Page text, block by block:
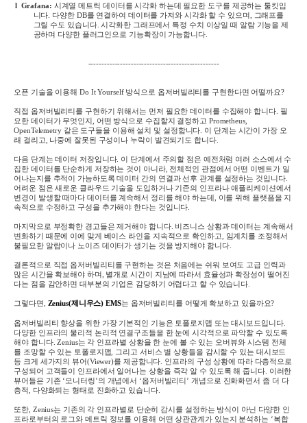
l Grafana: 시계열 메트릭 데이터를 시각화 하는데 필요한 도구를 제공하는 툴킷입
니다 다양한 DB를 연결하여 데이터를 가져와 시각화 할 수 있으며
그래프를
그릴 수도 있습니다.시각화한 그래프에서 특정 수치 이상일 때 알람 기능을 제
공하며 다양한 플러그인으로 기능확장이 가능합니다.
-------------------------------------------------
오픈 기술을 이용해Do It Yourself 방식으로 옵저버빌리티를 구현한다면 어떨까요?
직접 옵저버빌리티를 구현하기 위해서는 먼저 필요한 데이터를 수집해야 합니다. 필
요한 데이터가 무엇인지
어떤 방식으로 수집할지 결정하고 Prometheus,
OpenTelemetry 같은 도구들을 이용해 설치 및 설정합니다 이 단계는 시간이 가장 오
래 걸리고 나중에 잘못된 구성이나 누락이 발견되기도 합니다.
다음 단계는 데이터 저장입니다. 이 단계에서 주의할 점은 예전처럼 여러 소스에서 수
집한 데이터를 단순하게 저장하는 것이 아니라, 전체적인 관점에서 어떤 이벤트가 일
어나는지를 추적이 가능하도록 데이터 간의 연결과 선후 관계를 설정하는 것입니다.
어려운 점은 새로운 클라우드 기술을 도입하거나 기존의 인프라나 애플리케이션에서
변경이 발생할 때마다 데이터를 계속해서 정리를 해야 하는데
이를 위해 플랫폼을 지
속적으로 수정하고 구성을 추가해야 한다는 것입니다
마지막으로 부정확한 경고들은 제거해야 합니다. 비즈니스 상황과 데이터는 계속해서
변화하기 때문에 이에 맞게 베이스 라인을 지속적으로 확인하고
임계치를 조정해서
불필요한 알람이나 노이즈 데이터가 생기는 것을 방지해야 합니다.
결론적으로 직접 옵저버빌리티를 구현하는 것은 처음에는 쉬워 보여도 고급 인력과
많은 시간을 확보해야 하며 별개로 시간이 지남에 따라서 효율성과 확장성이 떨어진
다는 점을 감안하면 대부분의 기업은 감당하기 어렵다고 할 수 있습니다
그렇다면 Zenius(제니우스) EMS는 옵저버빌리티를 어떻게 확보하고 있을까요?
옵저버빌리티 향상을 위한 가장 기본적인 기능은 토폴로지맵 또는 대시보드입니다.
다양한 인프라의 물리적 논리적 연결구조들을 한 눈에 시각적으로 파악할 수 있도록
해야 합니다. Zenius는 각 인프라별 상황을 한 눈에 볼 수 있는 오버뷰와 시스템 전체
를 조망할 수 있는 토폴로지맵 그리고 서비스 별 상황들을 감시할 수 있는 대시보드
등 크게 세가지의 뷰어(Viewer)를 제공합니다 인프라의 구성 상황에 따라 다층적으로
구성되어 고객들이 인프라에서 일어나는 상황을 즉각 알 수 있도록 해 줍니다. 이러한
뷰어들은 기존 ‘ 모니터링’의 개념에서 ‘옵저버빌리티’ 개념으로 진화화면서 좀 더 다
층적
다양화되는 형태로 진화하고 있습니다.
또한, Zenius는 기존의 각 인프라별로 단순히 감시를 설정하는 방식이 아닌 다양한 인
프라로부터의 로그와 메트릭 정보를 이용해 어떤 상관관계가 있는지 분석하는 ‘복합